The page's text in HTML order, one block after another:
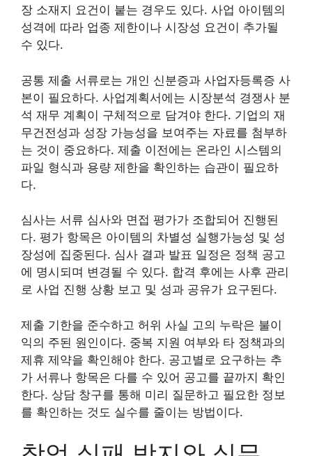
장 소재지 요건이 붙는 경우도 있다. 사업 아이템의
성격에 따라 업종 제한이나 시장성 요건이 추가될
수 있다.
공통 제출 서류로는 개인 신분증과 사업자등록증 사
본이 필요하다. 사업계획서에는 시장분석 경쟁사 분
석 재무 계획이 구체적으로 담겨야 한다. 기업의 재
무건전성과 성장 가능성을 보여주는 자료를 첨부하
는 것이 중요하다. 제출 이전에는 온라인 시스템의
파일 형식과 용량 제한을 확인하는 습관이 필요하
다.
심사는 서류 심사와 면접 평가가 조합되어 진행된
다. 평가 항목은 아이템의 차별성 실행가능성 및 성
장성에 집중된다. 심사 결과 발표 일정은 정책 공고
에 명시되며 변경될 수 있다. 합격 후에는 사후 관리
로 사업 진행 상황 보고 및 성과 공유가 요구된다.
제출 기한을 준수하고 허위 사실 고의 누락은 불이
익의 주된 원인이다. 중복 지원 여부와 타 정책과의
제휴 제약을 확인해야 한다. 공고별로 요구하는 추
가 서류나 항목은 다를 수 있어 공고를 끝까지 확인
한다. 상담 창구를 통해 미리 질문하고 필요한 정보
를 확인하는 것도 실수를 줄이는 방법이다.